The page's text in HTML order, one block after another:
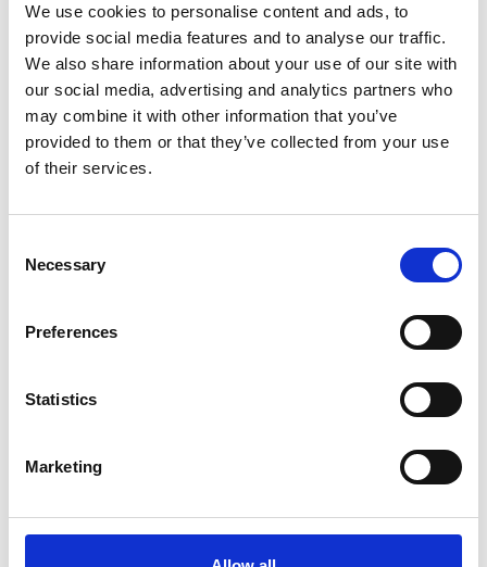
We use cookies to personalise content and ads, to
provide social media features and to analyse our traffic.
We also share information about your use of our site with
our social media, advertising and analytics partners who
may combine it with other information that you’ve
provided to them or that they’ve collected from your use
of their services.
Selection
Necessary
Preferences
Statistics
Marketing
Repubblica Ceca
Il commercio retail continua con una crescita